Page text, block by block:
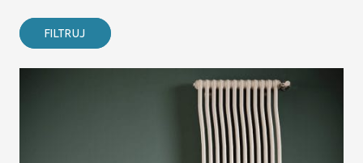
FILTRUJ